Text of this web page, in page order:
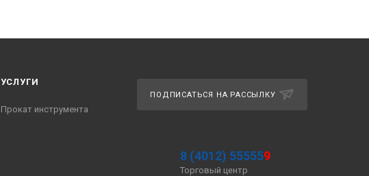
УСЛУГИ
Прокат инструмента
ПОДПИСАТЬСЯ НА РАССЫЛКУ
8 (4012) 555559
Торговый центр